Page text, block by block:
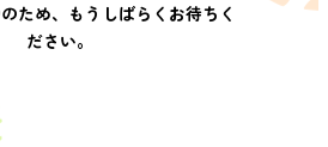
ため、もうしばらくお待ちく
ださい。